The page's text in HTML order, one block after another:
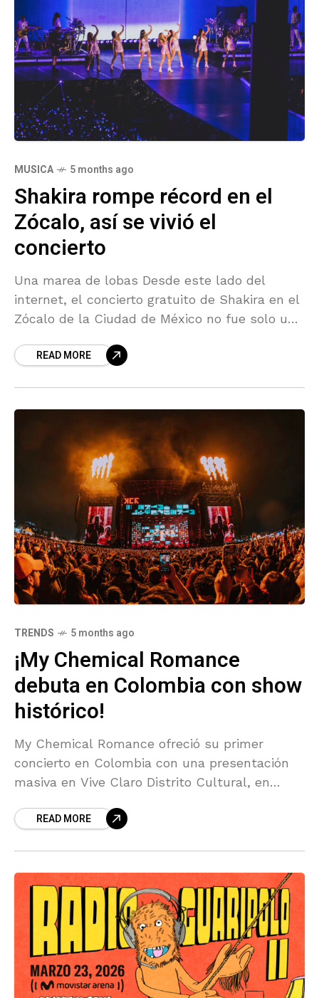
MUSICA 5 months ago
Shakira rompe récord en el
Zócalo, así se vivió el
concierto
Una marea de lobas Desde este lado del
internet, el concierto gratuito de Shakira en el
Zócalo de la Ciudad de México no fue solo un
READ MORE
TRENDS 5 months ago
¡My Chemical Romance
debuta en Colombia con show
histórico!
My Chemical Romance ofreció su primer
concierto en Colombia con una presentación
masiva en Vive Claro Distrito Cultural, en
evento marcó un
READ MORE